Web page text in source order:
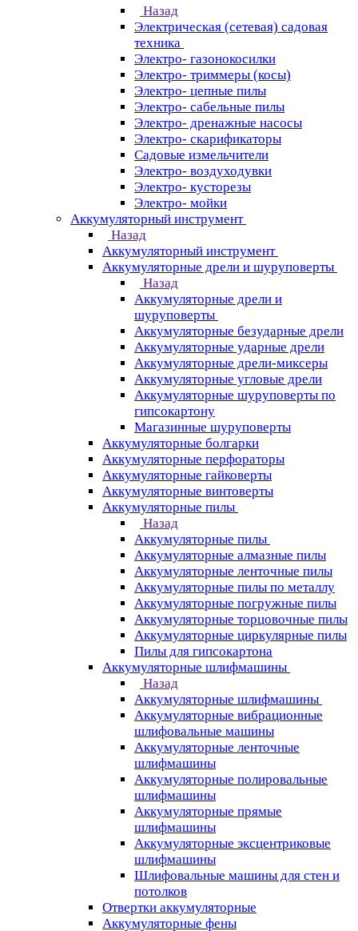
Назад
Электрическая (сетевая) садовая
техника
Электро- газонокосилки
Электро- триммеры (косы)
Электро- цепные пилы
Электро- сабельные пилы
Электро- дренажные насосы
Электро- скарификаторы
Садовые измельчители
Электро- воздуходувки
Электро- кусторезы
Электро- мойки
Аккумуляторный инструмент
Назад
Аккумуляторный инструмент
Аккумуляторные дрели и шуруповерты
Назад
Аккумуляторные дрели и
шуруповерты
Аккумуляторные безударные дрели
Аккумуляторные ударные дрели
Аккумуляторные дрели-миксеры
Аккумуляторные угловые дрели
Аккумуляторные шуруповерты по
гипсокартону
Магазинные шуруповерты
Аккумуляторные болгарки
Аккумуляторные перфораторы
Аккумуляторные гайковерты
Аккумуляторные винтоверты
Аккумуляторные пилы
Назад
Аккумуляторные пилы
Аккумуляторные алмазные пилы
Аккумуляторные ленточные пилы
Аккумуляторные пилы по металлу
Аккумуляторные погружные пилы
Аккумуляторные торцовочные пилы
Аккумуляторные циркулярные пилы
Пилы для гипсокартона
Аккумуляторные шлифмашины
Назад
Аккумуляторные шлифмашины
Аккумуляторные вибрационные
шлифовальные машины
Аккумуляторные ленточные
шлифмашины
Аккумуляторные полировальные
шлифмашины
Аккумуляторные прямые
шлифмашины
Аккумуляторные эксцентриковые
шлифмашины
Шлифовальные машины для стен и
потолков
Отвертки аккумуляторные
Аккумуляторные фены